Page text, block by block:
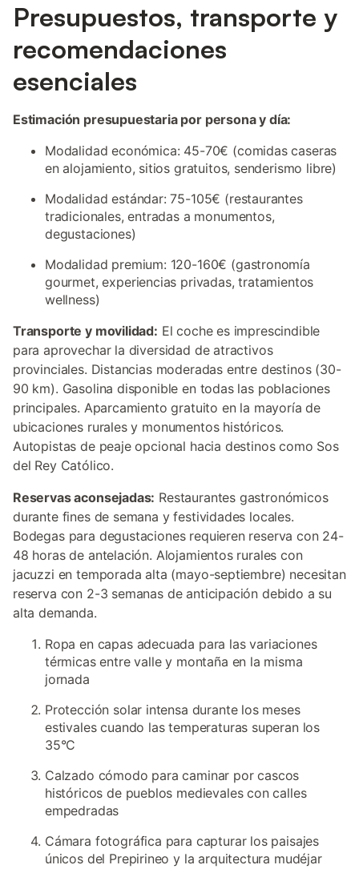
Presupuestos, transporte y
recomendaciones
esenciales
Estimación presupuestaria por persona y día:
Modalidad económica: 45-70€ (comidas caseras
en alojamiento, sitios gratuitos, senderismo libre)
Modalidad estándar: 75-105€ (restaurantes
tradicionales, entradas a monumentos,
degustaciones)
Modalidad premium: 120-160€ (gastronomía
gourmet, experiencias privadas, tratamientos
wellness)
Transporte y movilidad: El coche es imprescindible
para aprovechar la diversidad de atractivos
provinciales. Distancias moderadas entre destinos (30-
90 km). Gasolina disponible en todas las poblaciones
principales. Aparcamiento gratuito en la mayoría de
ubicaciones rurales y monumentos históricos.
Autopistas de peaje opcional hacia destinos como Sos
del Rey Católico.
Reservas aconsejadas: Restaurantes gastronómicos
durante fines de semana y festividades locales.
Bodegas para degustaciones requieren reserva con 24-
48 horas de antelación. Alojamientos rurales con
jacuzzi en temporada alta (mayo-septiembre) necesitan
reserva con 2-3 semanas de anticipación debido a su
alta demanda.
Ropa en capas adecuada para las variaciones
térmicas entre valle y montaña en la misma
jornada
Protección solar intensa durante los meses
estivales cuando las temperaturas superan los
35°C
Calzado cómodo para caminar por cascos
históricos de pueblos medievales con calles
empedradas
Cámara fotográfica para capturar los paisajes
únicos del Prepirineo y la arquitectura mudéjar